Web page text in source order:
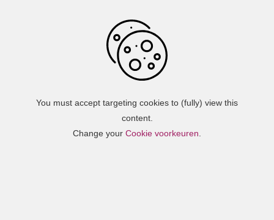
Overslaan en naar de inhoud gaan
You must accept targeting cookies to (fully) view this
content.
Change your Cookie voorkeuren